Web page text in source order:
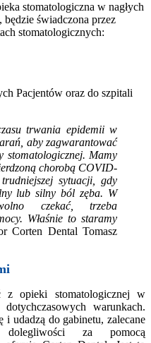
stomatologiczna w nagłych
świadczona przez
stomatologicznych:
Pacjentów oraz do szpitali
trwania epidemii w
aby zagwarantować
stomatologicznej. Mamy
chorobą COVID-
sytuacji, gdy
lub silny ból zęba. W
czekać, trzeba
Właśnie to staramy
Corten Dental Tomasz
z opieki stomatologicznej w
warunkach.
udadzą do gabinetu, zalecane
za pomocą